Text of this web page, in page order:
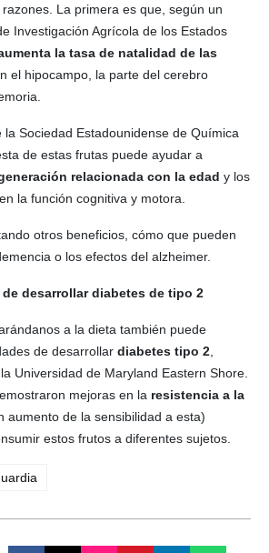
La primera es que, según un
Investigación Agrícola de los Estados
la tasa de natalidad de las
el hipocampo, la parte del cerebro
la Sociedad Estadounidense de Química
de estas frutas puede ayudar a
relacionada con la edad y los
la función cognitiva y motora.
otros beneficios, cómo que pueden
o los efectos del alzheimer.
desarrollar diabetes de tipo 2
a la dieta también puede
de desarrollar diabetes tipo 2
Universidad de Maryland Eastern Shore.
mejoras en la resistencia a la
aumento de la sensibilidad a esta)
estos frutos a diferentes sujetos.